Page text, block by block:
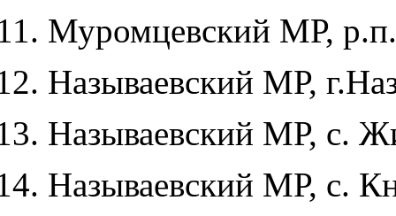
Муромцевский МР,
Называевский МР,
Называевский МР, с.
Называевский МР, с.